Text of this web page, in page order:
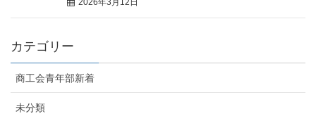
2026年3月12日
カテゴリー
商工会青年部新着
未分類